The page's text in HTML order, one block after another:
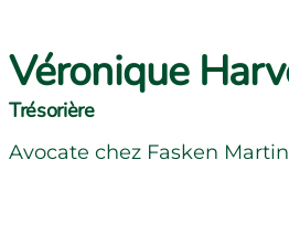
Véronique
Trésorière
Avocate chez Fasken